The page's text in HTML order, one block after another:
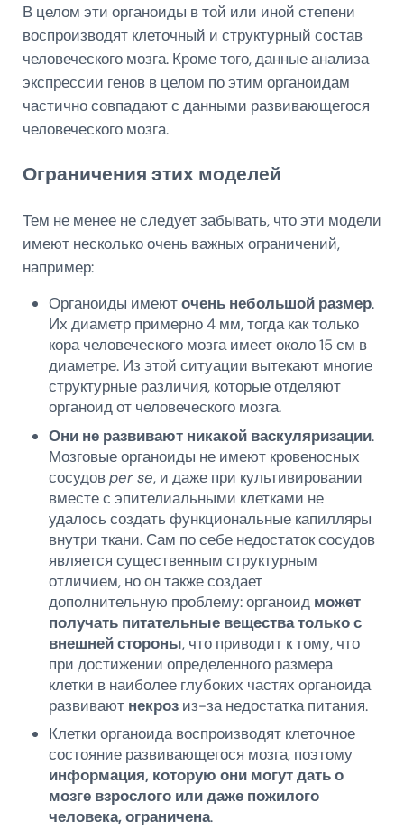
В целом эти органоиды в той или иной степени
воспроизводят клеточный и структурный состав
человеческого мозга. Кроме того, данные анализа
экспрессии генов в целом по этим органоидам
частично совпадают с данными развивающегося
человеческого мозга.
Ограничения этих моделей
Тем не менее не следует забывать, что эти модели
имеют несколько очень важных ограничений,
например:
Органоиды имеюточень небольшой размер.
Их диаметр примерно 4 мм, тогда как только
кора человеческого мозга имеет около 15 см в
диаметре. Из этой ситуации вытекают многие
структурные различия, которые отделяют
органоид от человеческого мозга.
Они не развивают никакой васкуляризации.
Мозговые органоиды не имеют кровеносных
сосудовper se, и даже при культивировании
вместе с эпителиальными клетками не
удалось создать функциональные капилляры
внутри ткани. Сам по себе недостаток сосудов
является существенным структурным
отличием, но он также создает
дополнительную проблему: органоид может
получать питательные вещества только с
внешней стороны, что приводит к тому, что
при достижении определенного размера
клетки в наиболее глубоких частях органоида
развивают некроз из-за недостатка питания.
Клетки органоида воспроизводят клеточное
состояние развивающегося мозга, поэтому
информация, которую они могут дать о
мозге взрослого или даже пожилого
человека, ограничена.